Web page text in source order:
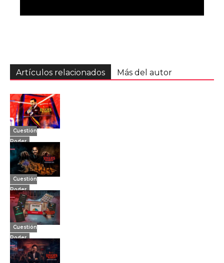
Artículos relacionados Más del autor
Cuestión
Poder
Cuestión
Poder
Cuestión
Poder